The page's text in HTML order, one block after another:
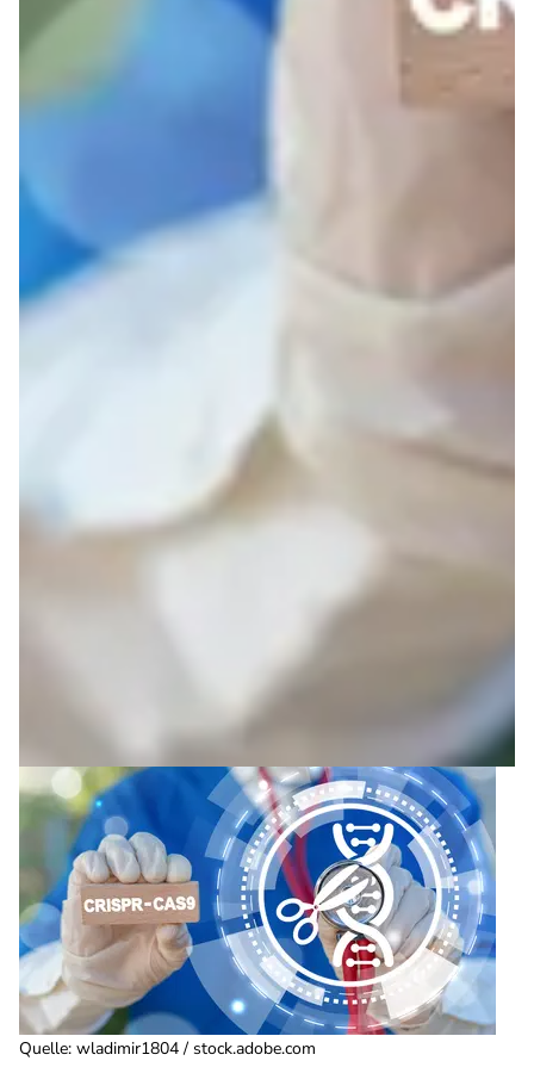
Quelle: wladimir1804 / stock.adobe.com